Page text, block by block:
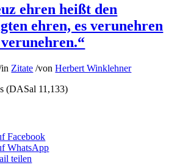
ehren heißt den
ehren, es verunehren
in Zitate /vonHerbert Winklehner
(DASal 11,133)
Facebook
WhatsApp
teilen